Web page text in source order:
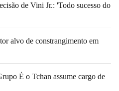
de Vini Jr.: 'Todo sucesso do
alvo de constrangimento em
É o Tchan assume cargo de